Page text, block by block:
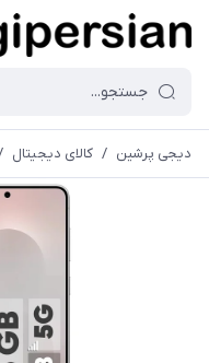
دیجی پرشین / کالای دیجیتال